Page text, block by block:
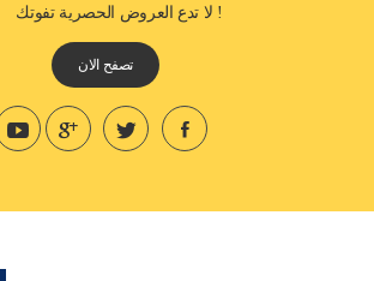
! لا تدع العروض الحصرية تفوتك
تصفح الان